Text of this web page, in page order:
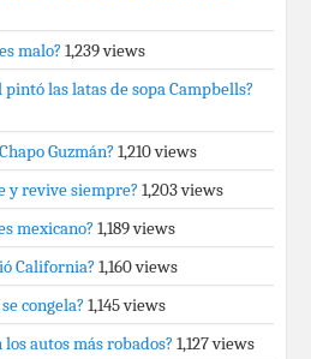
malo? 1,239 views
las latas de sopa Campbells?
Guzmán? 1,210 views
y revive siempre? 1,203 views
mexicano? 1,189 views
California? 1,160 views
congela? 1,145 views
autos más robados? 1,127 views